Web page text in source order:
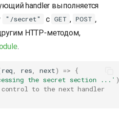
handler выполняется
"/secret" с GET , POST ,
HTTP-методом,
.
req, res, next) =>
{
the secret section ...'
to the next handler